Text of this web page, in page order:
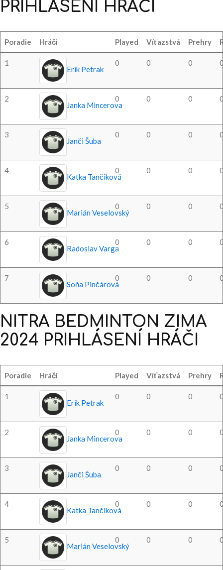
PRIHLÁSENÍ HRÁČI
Poradie Hráči Played Víťazstvá Prehry
1
Erik Petrak
0 0 0
2
Janka Mincerova
0 0 0
3
Janči Šuba
0 0 0
4
Katka Tančiková
0 0 0
5
Marián Veselovský
0 0 0
6
Radoslav Varga
0 0 0
7
Soňa Pinčárová
0 0 0
NITRA BEDMINTON ZIMA
2024 PRIHLÁSENÍ HRÁČI
Poradie Hráči Played Víťazstvá Prehry
1
Erik Petrak
0 0 0
2
Janka Mincerova
0 0 0
3
Janči Šuba
0 0 0
4
Katka Tančiková
0 0 0
5
Marián Veselovský
0 0 0